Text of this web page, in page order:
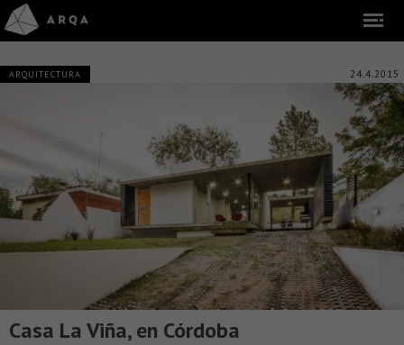
ARQUITECTURA 24.4.2015
Casa La Viña, en Córdoba